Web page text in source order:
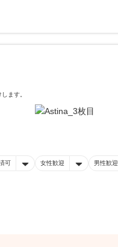
ます。
可 女性歓迎 男性歓迎